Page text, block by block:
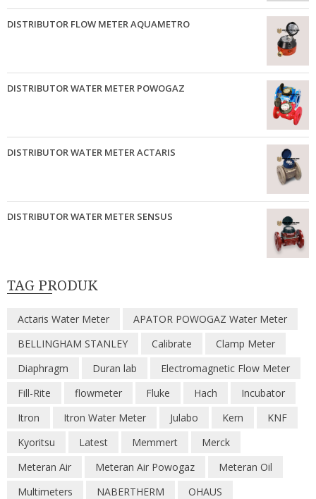
DISTRIBUTOR FLOW METER AQUAMETRO
DISTRIBUTOR WATER METER POWOGAZ
DISTRIBUTOR WATER METER ACTARIS
DISTRIBUTOR WATER METER SENSUS
TAG PRODUK
Actaris Water Meter
APATOR POWOGAZ Water Meter
BELLINGHAM STANLEY
Calibrate
Clamp Meter
Diaphragm
Duran lab
Electromagnetic Flow Meter
Fill-Rite
flowmeter Fluke Hach
Incubator
Itron
Itron Water Meter Julabo Kern
KNF
Kyoritsu
Latest Memmert
Merck
Meteran Air
Meteran Air Powogaz
Meteran Oil
Multimeters
NABERTHERM
OHAUS